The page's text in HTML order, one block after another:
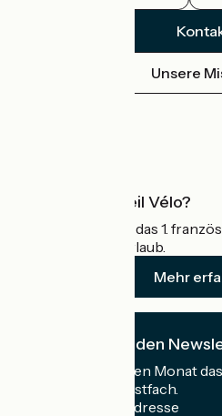
Unsere
Was ist Accueil Vélo?
Accueil Vélo ist das 1.
Radfahrer im Urlaub.
Mehr
Ich abonniere den
Erhalten Sie jeden Monat
Rad in Ihrem Postfach.
Meine E-Mail-Adresse